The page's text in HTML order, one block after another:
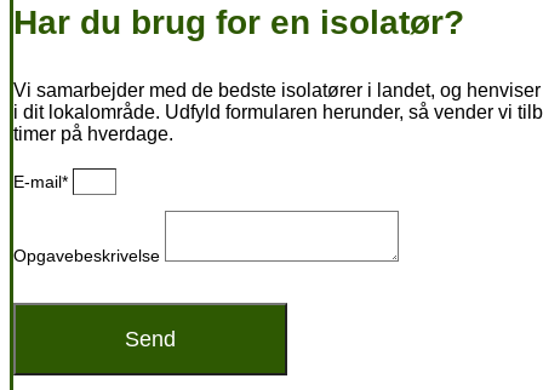
Har du brug for en isolatør?
Vi samarbejder med de bedste isolatører i landet, og
i dit lokalområde. Udfyld formularen herunder, så vender vi
timer på hverdage.
E-mail*
Opgavebeskrivelse
Send